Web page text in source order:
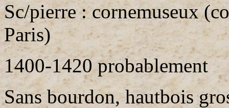
Sc/pierre : cornemuseux
Paris)
1400-1420 probablement
Sans bourdon, hautbois